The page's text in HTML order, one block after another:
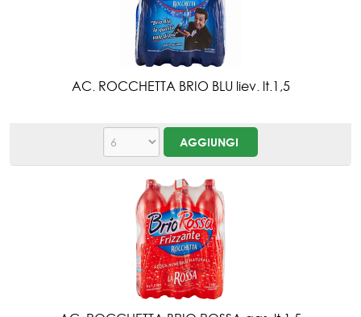
AC. ROCCHETTA BRIO BLU liev. lt.1,5